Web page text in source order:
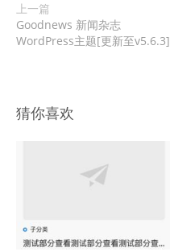
上一篇
Goodnews 新闻杂志
WordPress主题[更新至v5.6.3]
猜你喜欢